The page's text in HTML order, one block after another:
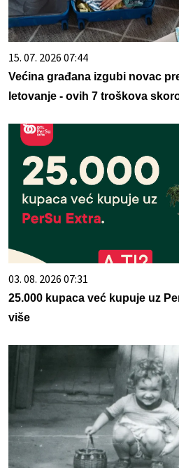
15. 07. 2026 07:44
Većina građana izgubi novac
letovanje - ovih 7 troškova
03. 08. 2026 07:31
25.000 kupaca već kupuje uz
više